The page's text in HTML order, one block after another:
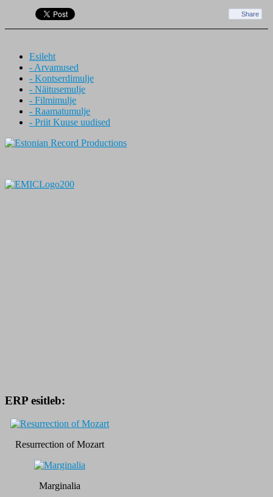
Share
Esileht
- Arvamused
- Kontserdimulje
- Näitusemulje
- Filmimulje
- Raamatumulje
- Priit Kuuse uudised
ERP esitleb:
Resurrection of Mozart
Marginalia